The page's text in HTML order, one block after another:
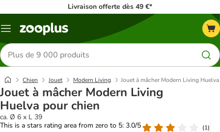
Livraison offerte dès 49 €*
Menu
Rechercher
des
produits
Chien Jouet Modern Living Jouet à mâcher Modern Living
Jouet à mâcher Modern Living
Huelva pour chien
ca. Ø 6 x L 39
This is a stars rating area from zero to 5: 3.0/5
(1)